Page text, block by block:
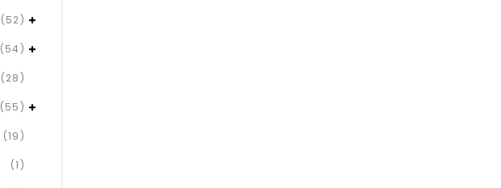
(52)
(54)
(28)
(55)
(19)
(1)